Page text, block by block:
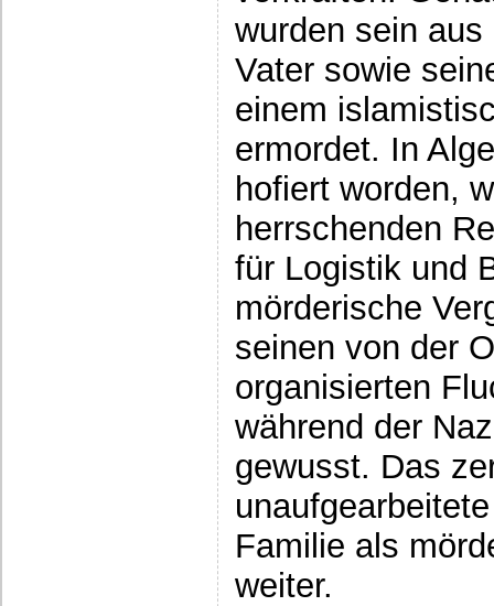
wurden sein
Vater sowie
einem
ermordet. In
hofiert worden,
herrschenden
für Logistik und
mörderische
seinen von der
organisierten
während der
gewusst. Das
Familie als
weiter.